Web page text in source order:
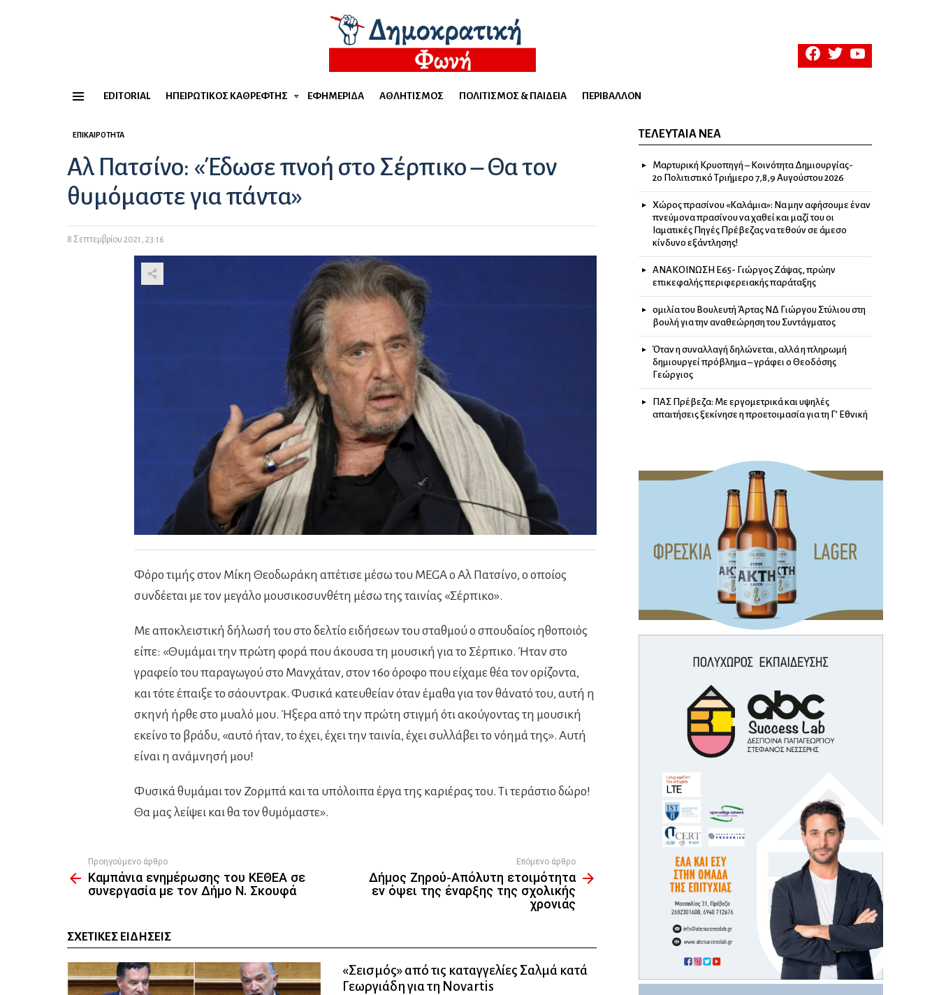
facebooktwitteryoutube
EDITORIAL ΗΠΕΙΡΏΤΙΚΟΣ ΚΑΘΡΈΦΤΗΣ ΕΦΗΜΕΡΊΔΑ ΑΘΛΗΤΙΣΜΌΣ ΠΟΛΙΤΙΣΜΌΣ & ΠΑΙΔΕΊΑ ΠΕΡΙΒΆΛΛΟΝ
ΕΠΙΚΑΙΡΌΤΗΤΑ
Αλ Πατσίνο: «Έδωσε πνοή στο Σέρπικο – Θα τον
θυμόμαστε για πάντα»
8 Σεπτεμβρίου 2021, 23:16
Φόρο τιμής στον Μίκη Θεοδωράκη απέτισε μέσω του MEGA ο Αλ Πατσίνο, ο οποίος
συνδέεται με τον μεγάλο μουσικοσυνθέτη μέσω της ταινίας «Σέρπικο».
Με αποκλειστική δήλωσή του στο δελτίο ειδήσεων του σταθμού ο σπουδαίος ηθοποιός
είπε: «Θυμάμαι την πρώτη φορά που άκουσα τη μουσική για το Σέρπικο. Ήταν στο
γραφείο του παραγωγού στο Μανχάταν, στον 16ο όροφο που είχαμε θέα τον ορίζοντα,
και τότε έπαιξε το σάουντρακ. Φυσικά κατευθείαν όταν έμαθα για τον θάνατό του, αυτή η
σκηνή ήρθε στο μυαλό μου. Ήξερα από την πρώτη στιγμή ότι ακούγοντας τη μουσική
εκείνο το βράδυ, «αυτό ήταν, το έχει, έχει την ταινία, έχει συλλάβει το νόημά της». Αυτή
είναι η ανάμνησή μου!
Φυσικά θυμάμαι τον Ζορμπά και τα υπόλοιπα έργα της καριέρας του. Τι τεράστιο δώρο!
Θα μας λείψει και θα τον θυμόμαστε».
more
Προηγούμενο άρθρο
Καμπάνια ενημέρωσης του ΚΕΘΕΑ σε
συνεργασία με τον Δήμο Ν. Σκουφά
Επόμενο άρθρο
Δήμος Ζηροὐ-Απόλυτη ετοιμότητα
εν όψει της έναρξης της σχολικής
χρονιάς
ΣΧΕΤΙΚΈΣ ΕΙΔΉΣΕΙΣ
«Σεισμός» από τις καταγγελίες Σαλμά κατά
Γεωργιάδη για τη Novartis
ΤΕΛΕΥΤΑΊΑ ΝΈΑ
Μαρτυρική Κρυοπηγή – Κοινότητα Δημιουργίας-
2ο Πολιτιστικό Τριήμερο 7,8,9 Αυγούστου 2026
Χώρος πρασίνου «Καλάμια»: Να μην αφήσουμε έναν
πνεύμονα πρασίνου να χαθεί και μαζί του οι
Ιαματικές Πηγές Πρέβεζας να τεθούν σε άμεσο
κίνδυνο εξάντλησης!
ΑΝΑΚΟΙΝΩΣΗ Ε65- Γιώργος Ζάψας, πρώην
επικεφαλής περιφερειακής παράταξης
ομιλία του Βουλευτή Άρτας ΝΔ Γιώργου Στύλιου στη
βουλή για την αναθεώρηση του Συντάγματος
Όταν η συναλλαγή δηλώνεται, αλλά η πληρωμή
δημιουργεί πρόβλημα – γράφει ο Θεοδόσης
Γεώργιος
ΠΑΣ Πρέβεζα: Με εργομετρικά και υψηλές
απαιτήσεις ξεκίνησε η προετοιμασία για τη Γ’ Εθνική